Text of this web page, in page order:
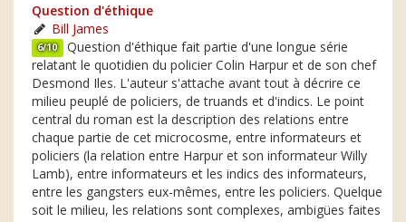
Question d'éthique
Bill James
6/10 Question d'éthique fait partie d'une longue série
relatant le quotidien du policier Colin Harpur et de son chef
Desmond Iles. L'auteur s'attache avant tout à décrire ce
milieu peuplé de policiers, de truands et d'indics. Le point
central du roman est la description des relations entre
chaque partie de cet microcosme, entre informateurs et
policiers (la relation entre Harpur et son informateur Willy
Lamb), entre informateurs et les indics des informateurs,
entre les gangsters eux-mêmes, entre les policiers. Quelque
soit le milieu, les relations sont complexes, ambigües faites